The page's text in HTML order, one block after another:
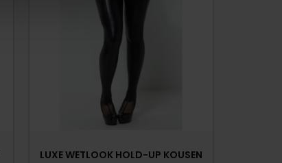
LUXE WETLOOK HOLD-UP KOUSEN